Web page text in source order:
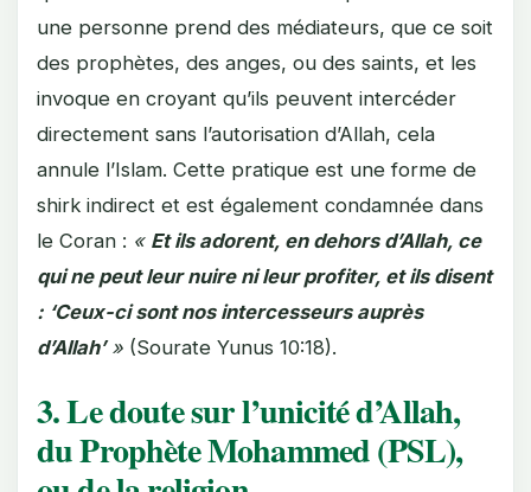
une personne prend des médiateurs, que ce soit
des prophètes, des anges, ou des saints, et les
invoque en croyant qu’ils peuvent intercéder
directement sans l’autorisation d’Allah, cela
annule l’Islam. Cette pratique est une forme de
shirk indirect et est également condamnée dans
le Coran : « Et ils adorent, en dehors d’Allah, ce
qui ne peut leur nuire ni leur profiter, et ils disent
: ‘Ceux-ci sont nos intercesseurs auprès
d’Allah’» (Sourate Yunus 10:18).
3. Le doute sur l’unicité d’Allah,
du Prophète Mohammed (PSL),